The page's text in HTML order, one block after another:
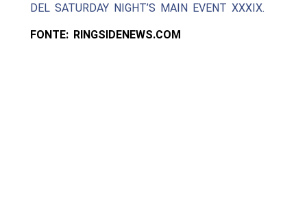
DEL SATURDAY NIGHT’S MAIN EVENT XXXIX.
FONTE: RINGSIDENEWS.COM